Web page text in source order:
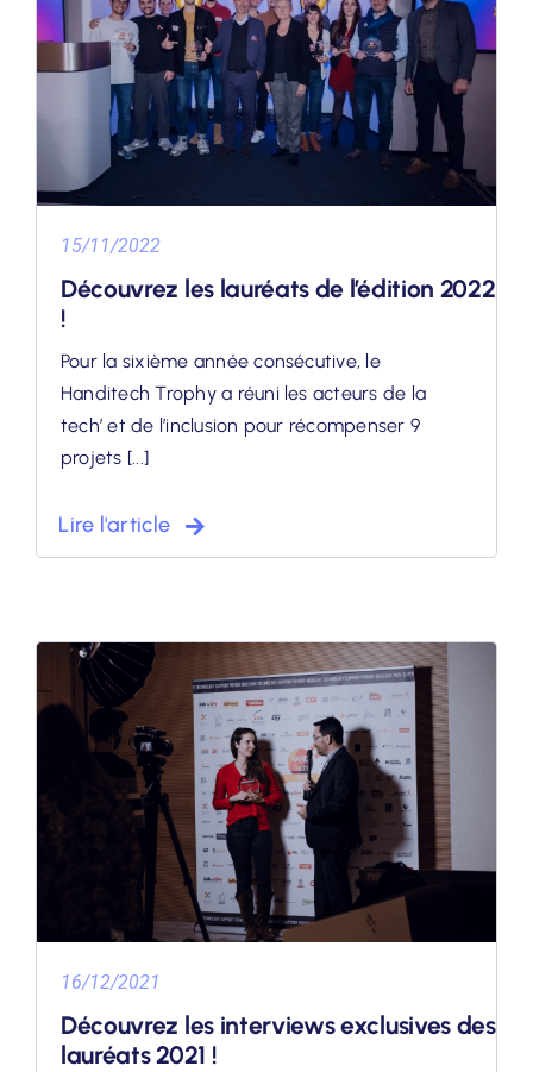
15/11/2022
Découvrez les lauréats de l’édition 2022
!
Pour la sixième année consécutive, le
Handitech Trophy a réuni les acteurs de la
tech’ et de l’inclusion pour récompenser 9
projets [...]
Lire l'article
16/12/2021
Découvrez les interviews exclusives des
lauréats 2021 !